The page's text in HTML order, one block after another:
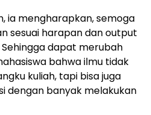
ia mengharapkan, semoga
sesuai harapan dan output
dapat merubah
bahwa ilmu tidak
kuliah, tapi bisa juga
dengan banyak melakukan